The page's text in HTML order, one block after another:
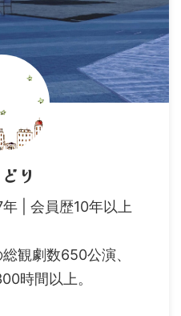
り
| 会員歴10年以上
観劇数650公演、
時間以上。